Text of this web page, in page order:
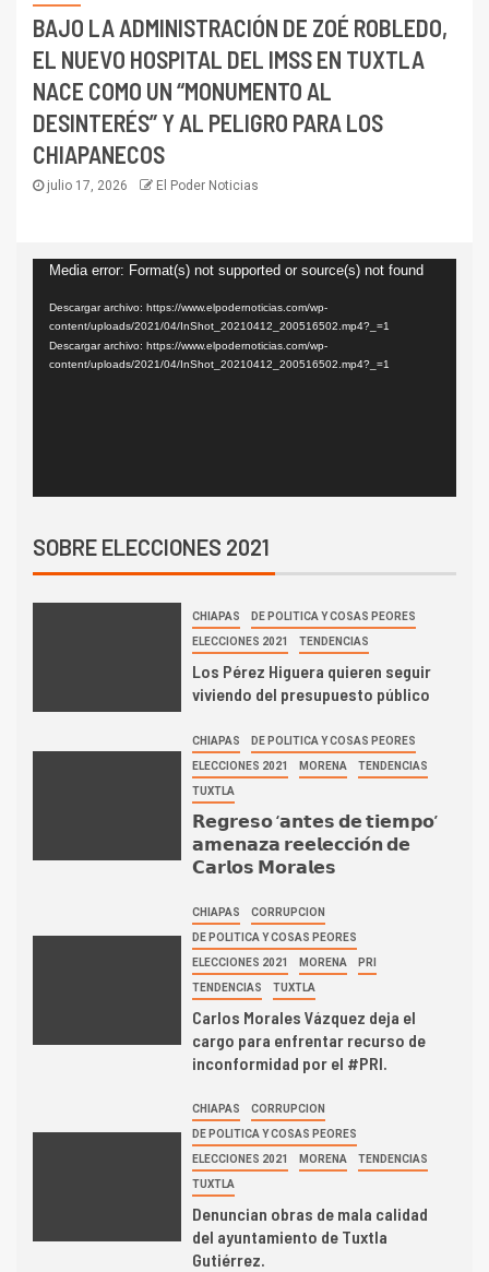
BAJO LA ADMINISTRACIÓN DE ZOÉ ROBLEDO,
EL NUEVO HOSPITAL DEL IMSS EN TUXTLA
NACE COMO UN “MONUMENTO AL
DESINTERÉS” Y AL PELIGRO PARA LOS
CHIAPANECOS
julio 17, 2026 El Poder Noticias
Reproductor
de
vídeo
Media error: Format(s) not supported or source(s) not found
Descargar archivo: https://www.elpodernoticias.com/wp-
content/uploads/2021/04/InShot_20210412_200516502.mp4?_=1
Descargar archivo: https://www.elpodernoticias.com/wp-
content/uploads/2021/04/InShot_20210412_200516502.mp4?_=1
SOBRE ELECCIONES 2021
CHIAPAS DE POLITICA Y COSAS PEORES
ELECCIONES 2021 TENDENCIAS
Los Pérez Higuera quieren seguir
viviendo del presupuesto público
CHIAPAS DE POLITICA Y COSAS PEORES
ELECCIONES 2021 MORENA TENDENCIAS
TUXTLA
𝗥𝗲𝗴𝗿𝗲𝘀𝗼 ‘𝗮𝗻𝘁𝗲𝘀 𝗱𝗲 𝘁𝗶𝗲𝗺𝗽𝗼’
𝗮𝗺𝗲𝗻𝗮𝘇𝗮 𝗿𝗲𝗲𝗹𝗲𝗰𝗰𝗶𝗼́𝗻 𝗱𝗲
𝗖𝗮𝗿𝗹𝗼𝘀 𝗠𝗼𝗿𝗮𝗹𝗲𝘀
CHIAPAS CORRUPCION
DE POLITICA Y COSAS PEORES
ELECCIONES 2021 MORENA PRI
TENDENCIAS TUXTLA
Carlos Morales Vázquez deja el
cargo para enfrentar recurso de
inconformidad por el #PRI.
CHIAPAS CORRUPCION
DE POLITICA Y COSAS PEORES
ELECCIONES 2021 MORENA TENDENCIAS
TUXTLA
Denuncian obras de mala calidad
del ayuntamiento de Tuxtla
Gutiérrez.